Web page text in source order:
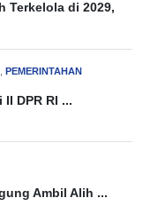
Terkelola di 2029,
PEMERINTAHAN
DPR RI ...
Ambil Alih ...